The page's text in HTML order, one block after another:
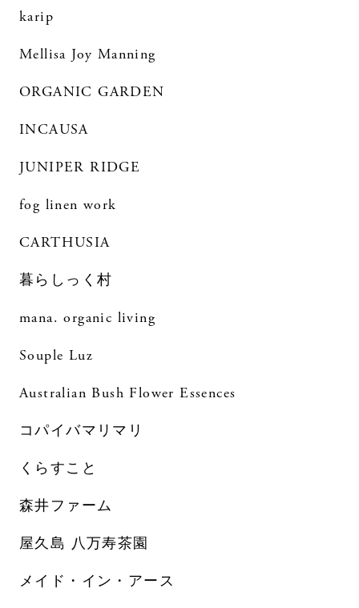
karip
Mellisa Joy Manning
ORGANIC GARDEN
INCAUSA
JUNIPER RIDGE
fog linen work
CARTHUSIA
暮らしっく村
mana. organic living
Souple Luz
Australian Bush Flower Essences
コパイバマリマリ
くらすこと
森井ファーム
屋久島 八万寿茶園
メイド・イン・アース